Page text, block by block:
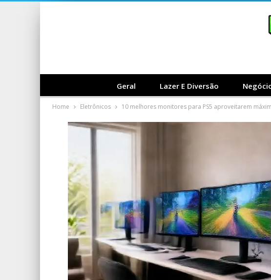
Geral Lazer E Diversão
Home Eletrônicos 10 melhores monitores para PS5 aproveitarem